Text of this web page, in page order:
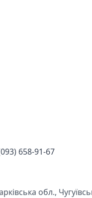
658-91-67
обл.,